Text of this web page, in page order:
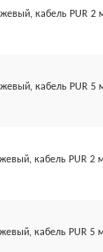
кабель PUR 2
кабель PUR 5
кабель PUR 2
кабель PUR 5